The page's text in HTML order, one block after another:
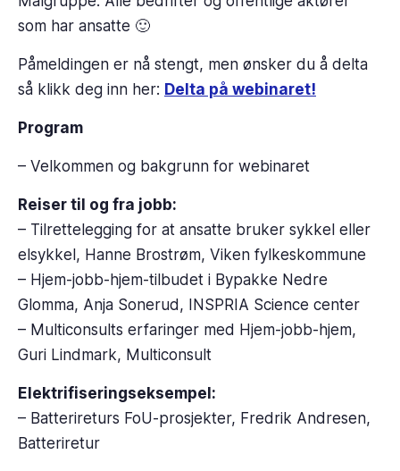
som har ansatte 🙂
Påmeldingen er nå stengt, men ønsker du å delta
så klikk deg inn her: Delta på webinaret!
Program
– Velkommen og bakgrunn for webinaret
Reiser til og fra jobb:
– Tilrettelegging for at ansatte bruker sykkel eller
elsykkel, Hanne Brostrøm, Viken fylkeskommune
– Hjem-jobb-hjem-tilbudet i Bypakke Nedre
Glomma, Anja Sonerud, INSPRIA Science center
– Multiconsults erfaringer med Hjem-jobb-hjem,
Guri Lindmark, Multiconsult
Elektrifiseringseksempel:
– Batterireturs FoU-prosjekter, Fredrik Andresen,
Batteriretur